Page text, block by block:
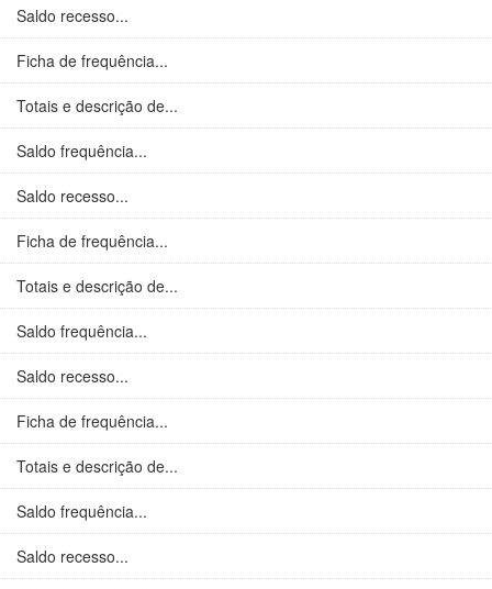
Saldo recesso...
Ficha de frequência...
Totais e descrição de...
Saldo frequência...
Saldo recesso...
Ficha de frequência...
Totais e descrição de...
Saldo frequência...
Saldo recesso...
Ficha de frequência...
Totais e descrição de...
Saldo frequência...
Saldo recesso...